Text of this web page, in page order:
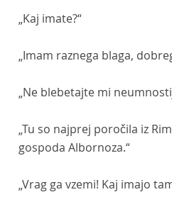
„Kaj imate?“
„Imam raznega blaga,
„Ne blebetajte mi
„Tu so najprej poročila iz
gospoda Albornoza.“
„Vrag ga vzemi! Kaj imajo